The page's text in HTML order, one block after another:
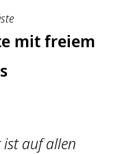
mit freiem
ist auf allen